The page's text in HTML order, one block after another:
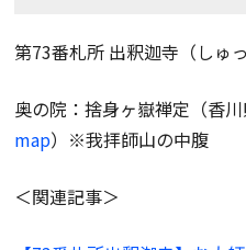
第73番札所 出釈迦寺（しゅ
奥の院：捨身ヶ嶽禅定（香
map）※我拝師山の中腹
＜関連記事＞